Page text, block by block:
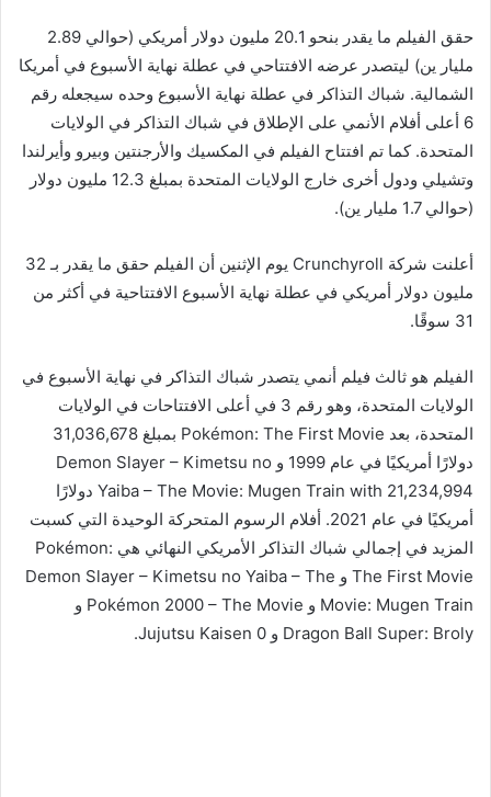
حقق الفيلم ما يقدر بنحو 20.1 مليون دولار أمريكي (حوالي 2.89
مليار ين) ليتصدر عرضه الافتتاحي في عطلة نهاية الأسبوع في أمريكا
الشمالية. شباك التذاكر في عطلة نهاية الأسبوع وحده سيجعله رقم
6 أعلى أفلام الأنمي على الإطلاق في شباك التذاكر في الولايات
المتحدة. كما تم افتتاح الفيلم في المكسيك والأرجنتين وبيرو وأيرلندا
وتشيلي ودول أخرى خارج الولايات المتحدة بمبلغ 12.3 مليون دولار
(حوالي 1.7 مليار ين).
أعلنت شركة Crunchyroll يوم الإثنين أن الفيلم حقق ما يقدر بـ 32
مليون دولار أمريكي في عطلة نهاية الأسبوع الافتتاحية في أكثر من
31 سوقًا.
الفيلم هو ثالث فيلم أنمي يتصدر شباك التذاكر في نهاية الأسبوع في
الولايات المتحدة، وهو رقم 3 في أعلى الافتتاحات في الولايات
المتحدة، بعد Pokémon: The First Movie بمبلغ 31,036,678
دولارًا أمريكيًا في عام 1999 و Demon Slayer – Kimetsu no
Yaiba – The Movie: Mugen Train with 21,234,994 دولارًا
أمريكيًا في عام 2021. أفلام الرسوم المتحركة الوحيدة التي كسبت
المزيد في إجمالي شباك التذاكر الأمريكي النهائي هي Pokémon:
The First Movie و Demon Slayer – Kimetsu no Yaiba – The
Movie: Mugen Train و Pokémon 2000 – The Movie و
Dragon Ball Super: Broly و Jujutsu Kaisen 0.